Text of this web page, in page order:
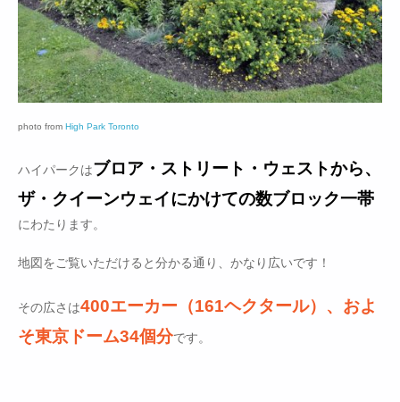
photo from High Park Toronto
ハイパークはブロア・ストリート・ウェストから、
ザ・クイーンウェイにかけての数ブロック一帯
にわたります。
地図をご覧いただけると分かる通り、かなり広いです！
その広さは400エーカー（161ヘクタール）、およ
そ東京ドーム34個分です。